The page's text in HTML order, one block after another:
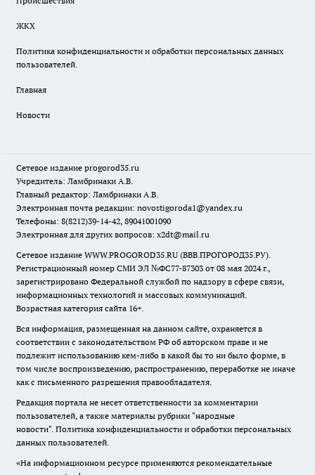
ЖКХ
Политика конфиденциальности и обработки персональных данных
пользователей.
Главная
Новости
Сетевое издание progorod35.ru
Учредитель: Ламбринаки А.В.
Главный редактор: Ламбринаки А.В.
Электронная почта редакции: novostigoroda1@yandex.ru
Телефоны: 8(8212)39-14-42, 89041001090
Электронная для других вопросов: x2dt@mail.ru
Сетевое издание WWW.PROGOROD35.RU (ВВВ.ПРОГОРОД35.РУ).
Регистрационный номер СМИ ЭЛ №ФС77-87303 от 08 мая 2024 г.,
зарегистрировано Федеральной службой по надзору в сфере связи,
информационных технологий и массовых коммуникаций.
Возрастная категория сайта 16+.
Вся информация, размещенная на данном сайте, охраняется в
соответствии с законодательством РФ об авторском праве и не
подлежит использованию кем-либо в какой бы то ни было форме, в
том числе воспроизведению, распространению, переработке не иначе
как с письменного разрешения правообладателя.
Редакция портала не несет ответственности за комментарии
пользователей, а также материалы рубрики "народные
новости". Политика конфиденциальности и обработки персональных
данных пользователей.
«На информационном ресурсе применяются рекомендательные